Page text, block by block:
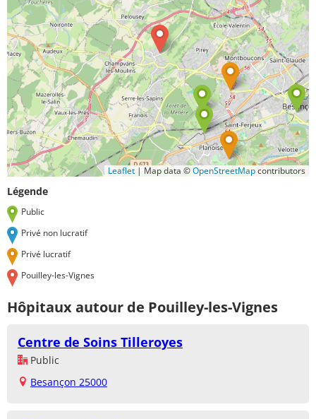
Leaflet | Map data ©OpenStreetMapcontributors
Légende
Public
Privé non lucratif
Privé lucratif
Pouilley-les-Vignes
Hôpitaux autour de Pouilley-les-Vignes
Centre de Soins Tilleroyes
Public
Besançon 25000